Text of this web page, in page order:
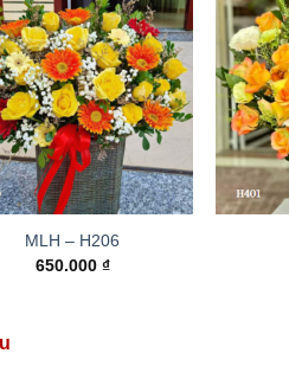
MLH – H206
650.000 ₫